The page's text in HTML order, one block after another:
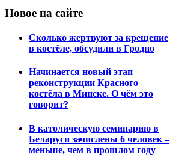
Новое на сайте
Сколько жертвуют за крещение
в костёле, обсудили в Гродно
Начинается новый этап
реконструкции Красного
костёла в Минске. О чём это
говорит?
В католическую семинарию в
Беларуси зачислены 6 человек –
меньше, чем в прошлом году